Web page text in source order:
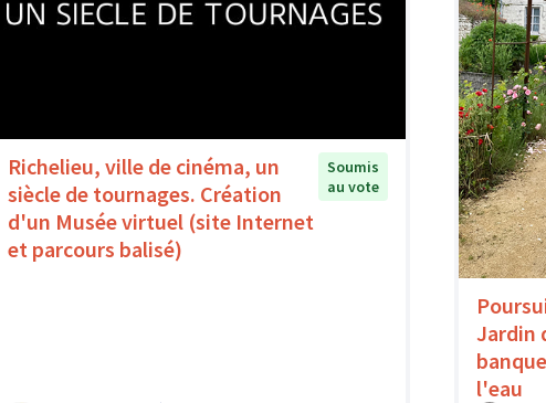
Richelieu, ville de cinéma, un
siècle de tournages. Création
d'un Musée virtuel (site Internet
et parcours balisé)
Soumis
au vote
Jardin
l'eau